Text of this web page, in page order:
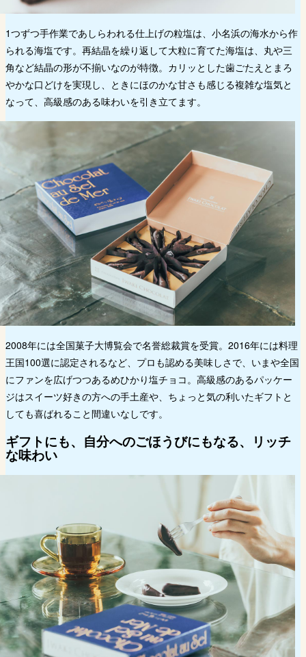
1つずつ手作業であしらわれる仕上げの粒塩は、小名浜の海水から作
られる海塩です。再結晶を繰り返して大粒に育てた海塩は、丸や三
角など結晶の形が不揃いなのが特徴。カリッとした歯ごたえとまろ
やかな口どけを実現し、ときにほのかな甘さも感じる複雑な塩気と
なって、高級感のある味わいを引き立てます。
2008年には全国菓子大博覧会で名誉総裁賞を受賞。2016年には料理
王国100選に認定されるなど、プロも認める美味しさで、いまや全国
にファンを広げつつあるめひかり塩チョコ。高級感のあるパッケー
ジはスイーツ好きの方への手土産や、ちょっと気の利いたギフトと
しても喜ばれること間違いなしです。
ギフトにも、自分へのごほうびにもなる、リッチ
な味わい